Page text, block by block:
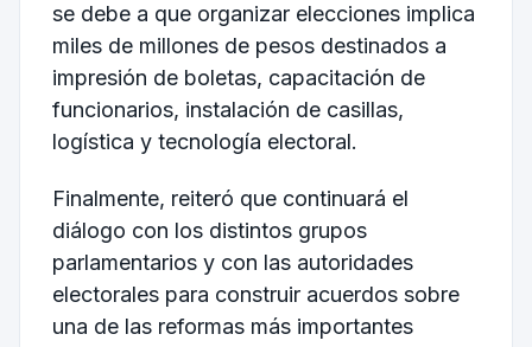
se debe a que organizar elecciones implica
miles de millones de pesos destinados a
impresión de boletas, capacitación de
funcionarios, instalación de casillas,
logística y tecnología electoral.
Finalmente, reiteró que continuará el
diálogo con los distintos grupos
parlamentarios y con las autoridades
electorales para construir acuerdos sobre
una de las reformas más importantes